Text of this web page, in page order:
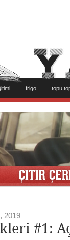
frigo topu
2019
#1: